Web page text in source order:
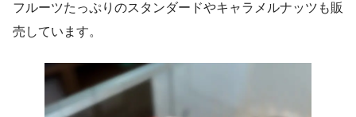
フルーツたっぷりのスタンダードやキャラメルナッツも販
売しています。